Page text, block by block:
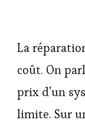
La
coût. On
prix d’un
limite. Sur